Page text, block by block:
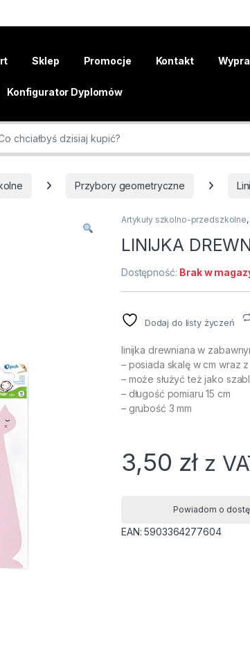
Sklep Promocje Kontakt
Konfigurator Dyplomów
for:
Przybory geometryczne
Artykuły szkolno-przedszkolne,
LINIJKA
Dostępność: Brak w
Dodaj do listy życzeń
linijka drewniana w
– posiada skalę w cm wraz
– może służyć też jako
– długość pomiaru 15 cm
– grubość 3 mm
3,50 zł z
Powiadom o
EAN:5903364277604